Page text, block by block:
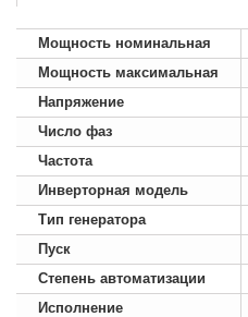
Мощность номинальная
Мощность максимальная
Напряжение
Число фаз
Частота
Инверторная модель
Тип генератора
Пуск
Степень автоматизации
Исполнение